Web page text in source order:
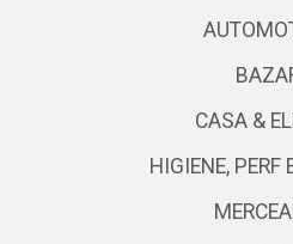
CASA &
HIGIENE, PERF